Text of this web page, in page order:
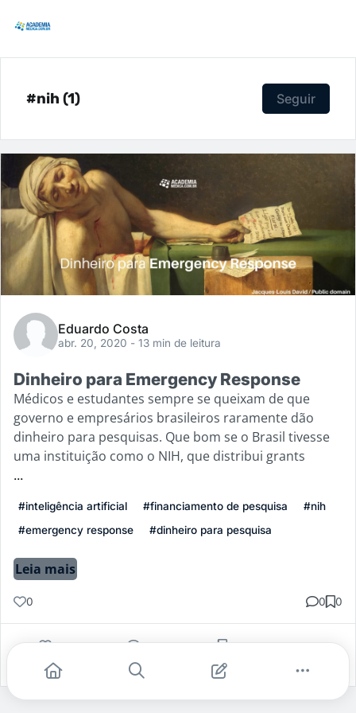
#nih (1) Seguir
Eduardo Costa
abr. 20, 2020 - 13 min de leitura
Dinheiro para Emergency Response
Médicos e estudantes sempre se queixam de que
governo e empresários brasileiros raramente dão
dinheiro para pesquisas. Que bom se o Brasil tivesse
uma instituição como o NIH, que distribui grants
...
#inteligência artificial #financiamento de pesquisa
#nih
#emergency response
#dinheiro para pesquisa
Leia mais
0 0 0
Gostei Comentar Salvar